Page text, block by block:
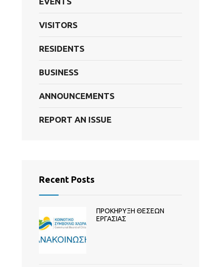
VISITORS
RESIDENTS
BUSINESS
ANNOUNCEMENTS
REPORT AN ISSUE
Recent Posts
ΠΡΟΚΗΡΥΞΗ ΘΕΣΕΩΝ
ΕΡΓΑΣΙΑΣ